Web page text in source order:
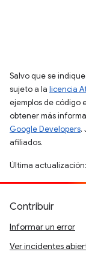
Salvo que se
sujeto a la licencia
ejemplos de código
obtener más
Google Developers.
afiliados.
Última
Contribuir
Informar un error
Ver incidentes